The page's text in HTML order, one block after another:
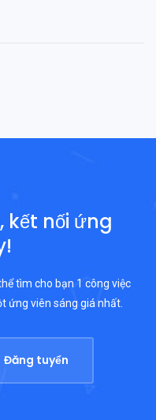
kết nối ứng
tìm cho bạn 1 công việc
ứng viên sáng giá nhất.
Đăng tuyển